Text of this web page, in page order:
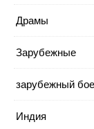
Драмы
Зарубежные
зарубежный
Индия